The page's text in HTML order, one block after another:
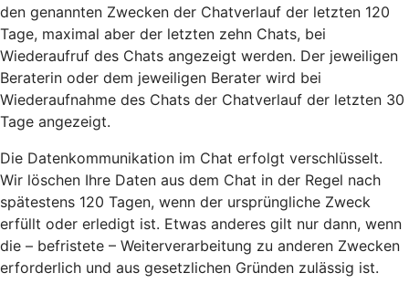
den genannten Zwecken der Chatverlauf der letzten 120
Tage, maximal aber der letzten zehn Chats, bei
Wiederaufruf des Chats angezeigt werden. Der jeweiligen
Beraterin oder dem jeweiligen Berater wird bei
Wiederaufnahme des Chats der Chatverlauf der letzten 30
Tage angezeigt.
Die Datenkommunikation im Chat erfolgt verschlüsselt.
Wir löschen Ihre Daten aus dem Chat in der Regel nach
spätestens 120 Tagen, wenn der ursprüngliche Zweck
erfüllt oder erledigt ist. Etwas anderes gilt nur dann, wenn
die – befristete – Weiterverarbeitung zu anderen Zwecken
erforderlich und aus gesetzlichen Gründen zulässig ist.